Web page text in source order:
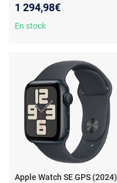
Résistant IP67
1 294,98€
En stock
Apple Watch SE GPS (2024)